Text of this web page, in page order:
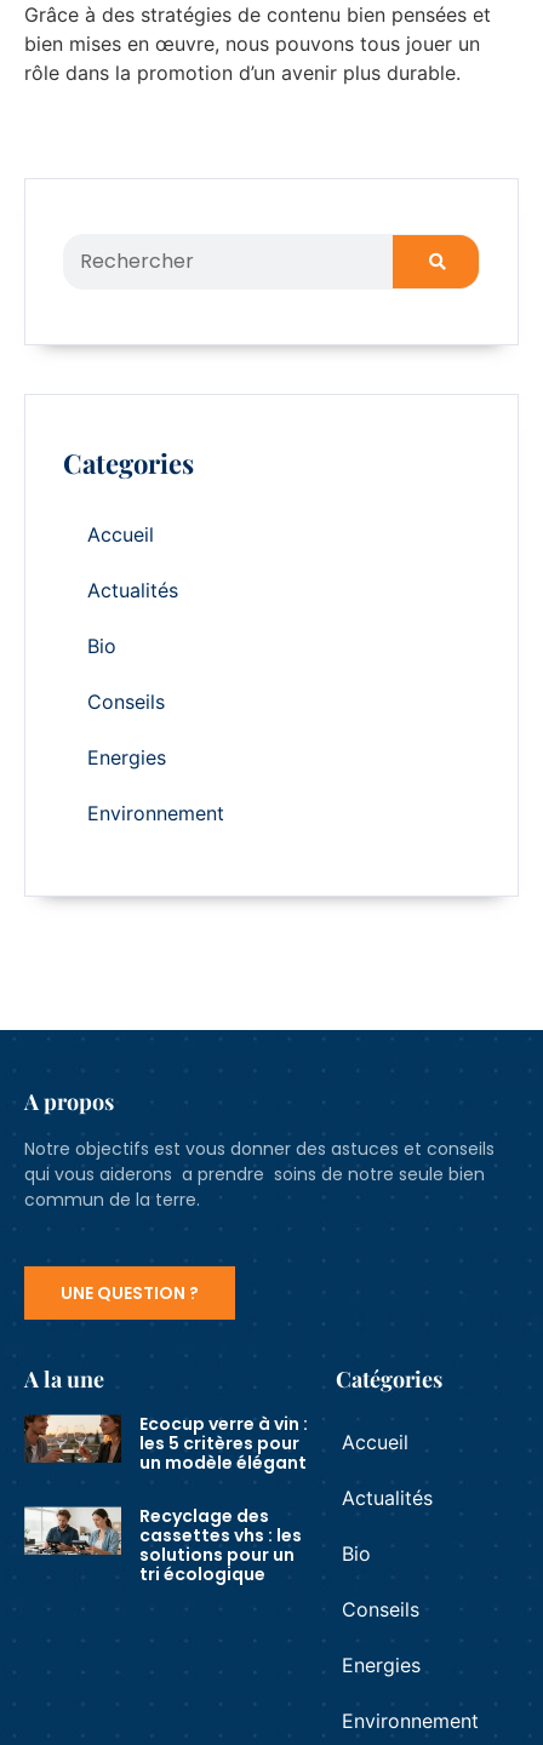
Grâce à des stratégies de contenu bien pensées et
bien mises en œuvre, nous pouvons tous jouer un
rôle dans la promotion d’un avenir plus durable.
Categories
Accueil
Actualités
Bio
Conseils
Energies
Environnement
A propos
Notre objectifs est vous donner des astuces et conseils
qui vous aiderons a prendre soins de notre seule bien
commun de la terre.
UNE QUESTION ?
A la une
Ecocup verre à vin :
les 5 critères pour
un modèle élégant
Recyclage des
cassettes vhs : les
solutions pour un
tri écologique
Catégories
Accueil
Actualités
Bio
Conseils
Energies
Environnement